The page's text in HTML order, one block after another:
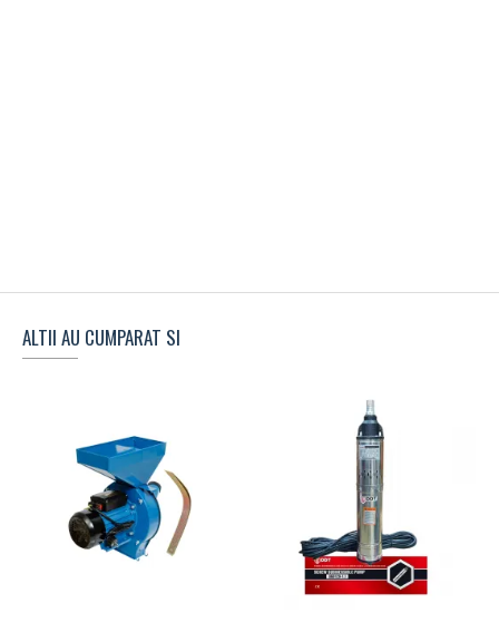
ALTII AU CUMPARAT SI